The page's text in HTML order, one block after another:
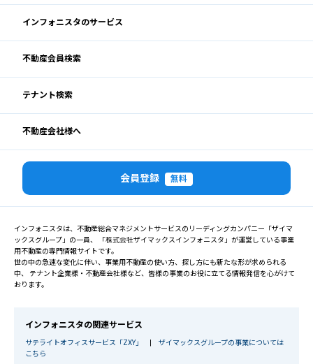
インフォニスタのサービス
不動産会員検索
テナント検索
不動産会社様へ
会員登録 無料
インフォニスタは、不動産総合マネジメントサービスのリーディングカンパニー「ザイマ
ックスグループ」の一員、 「株式会社ザイマックスインフォニスタ」が運営している事業
用不動産の専門情報サイトです。
世の中の急速な変化に伴い、事業用不動産の使い方、探し方にも新たな形が求められる
中、 テナント企業様・不動産会社様など、皆様の事業のお役に立てる情報発信を心がけて
おります。
インフォニスタの関連サービス
サテライトオフィスサービス「ZXY」
ザイマックスグループの事業については
こちら